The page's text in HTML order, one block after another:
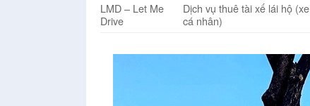
LMD – Let Me
Drive
Dịch vụ thuê tài xế lái hộ (xe
cá nhân)